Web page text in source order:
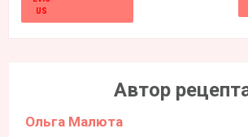
Автор
Ольга Малюта